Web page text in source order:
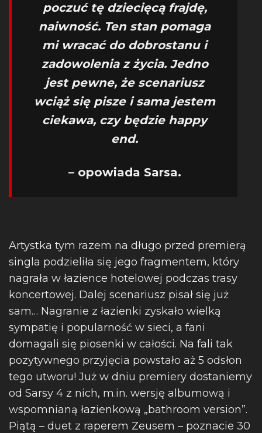
poczuć tę dziecięcą frajdę,
naiwność. Ten stan pomaga
mi wracać do dobrostanu i
zadowolenia z życia. Jedno
jest pewne, że scenariusz
wciąż się pisze i sama jestem
ciekawa, czy będzie happy
end.
– opowiada Sarsa.
Artystka tym razem na długo przed premierą
singla podzieliła się jego fragmentem, który
nagrała w łazience hotelowej podczas trasy
koncertowej. Dalej scenariusz pisał się już
sam… Nagranie z łazienki zyskało wielką
sympatię i popularność w sieci, a fani
domagali się piosenki w całości. Na fali tak
pozytywnego przyjęcia powstało aż 5 odsłon
tego utworu! Już w dniu premiery dostaniemy
od Sarsy 4 z nich, m.in. wersję albumową i
wspomnianą łazienkową „bathroom version”.
Piątą – duet z raperem Zeusem – poznacie 30